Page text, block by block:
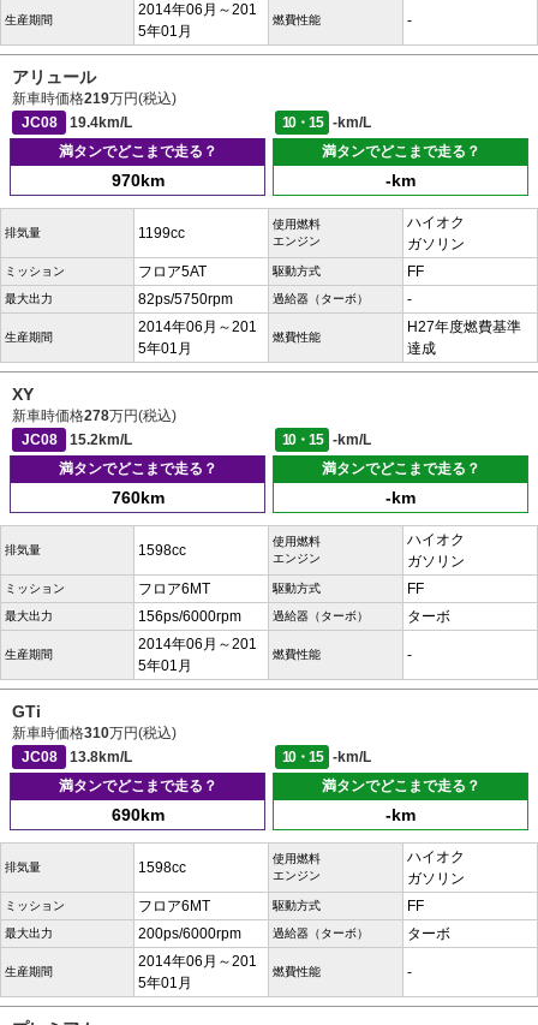
生産期間
2014年06月～201
5年01月
燃費性能 -
アリュール
新車時価格219万円(税込)
JC08
19.4km/L 10・15
-km/L
満タンでどこまで走る？
970km
満タンでどこまで走る？
-km
排気量 1199cc
使用燃料
エンジン
ハイオク
ガソリン
ミッション フロア5AT 駆動方式 FF
最大出力 82ps/5750rpm 過給器（ターボ） -
生産期間
2014年06月～201
5年01月
燃費性能
H27年度燃費基準
達成
XY
新車時価格278万円(税込)
JC08
15.2km/L 10・15
-km/L
満タンでどこまで走る？
760km
満タンでどこまで走る？
-km
排気量 1598cc
使用燃料
エンジン
ハイオク
ガソリン
ミッション フロア6MT 駆動方式 FF
最大出力 156ps/6000rpm 過給器（ターボ） ターボ
生産期間
2014年06月～201
5年01月
燃費性能 -
GTi
新車時価格310万円(税込)
JC08
13.8km/L 10・15
-km/L
満タンでどこまで走る？
690km
満タンでどこまで走る？
-km
排気量 1598cc
使用燃料
エンジン
ハイオク
ガソリン
ミッション フロア6MT 駆動方式 FF
最大出力 200ps/6000rpm 過給器（ターボ） ターボ
生産期間
2014年06月～201
5年01月
燃費性能 -